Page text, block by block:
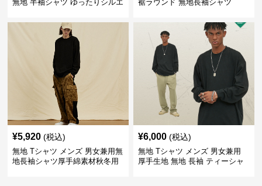
無地 半袖シャツ ゆったりシルエ
裾ラウンド 無地長袖シャツ
¥5,920 (税込)
無地 Tシャツ メンズ 男女兼用無
地長袖シャツ厚手綿素材秋冬用
¥6,000 (税込)
無地 Tシャツ メンズ 男女兼用
厚手生地 無地 長袖 ティーシャ